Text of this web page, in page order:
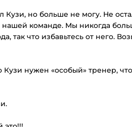
но больше не могу. Не
нашей команде. Мы никогда
так что избавьтесь от него.
Кузи нужен «особый» тренер,